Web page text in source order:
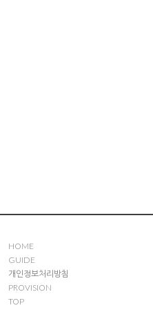
HOME
GUIDE
개인정보처리방침
PROVISION
TOP